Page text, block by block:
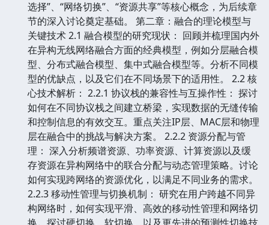
选择”、“网络切换”、“资源共享”等核心概念，为后续章
节的深入讨论奠定基础。 第二章：融合的理论模型与
关键技术 2.1 融合模型的研究现状： 回顾并梳理国内外
在异构无线网络融合方面的经典模型，例如分层融合模
型、分布式融合模型、集中式融合模型等。分析不同模
型的优缺点，以及它们在不同场景下的适用性。 2.2 核
心技术解析： 2.2.1 协议栈的兼容性与互操作性： 探讨
如何在不同协议栈之间建立桥梁，实现数据的无缝传输
和控制信息的有效交互。重点关注IP层、MAC层和物理
层在融合中的挑战与解决方案。 2.2.2 资源分配与管
理： 深入分析频谱资源、功率资源、计算资源以及缓
存资源在异构网络中的联合分配与动态管理策略。讨论
如何实现跨网络的资源优化，以满足不同业务的需求。
2.2.3 移动性管理与切换机制： 研究在用户跨越不同异
构网络时，如何实现平滑、高效的移动性管理和网络切